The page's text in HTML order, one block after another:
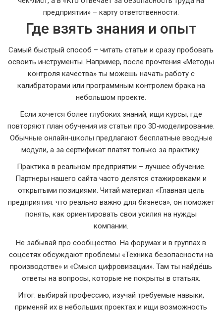
предприятии» – карту ответственности.
Где взять знания и опыт
Самый быстрый способ – читать статьи и сразу пробовать
освоить инструменты. Например, после прочтения «Методы
контроля качества» ты можешь начать работу с
калибраторами или программным контролем брака на
небольшом проекте.
Если хочется более глубоких знаний, ищи курсы, где
повторяют план обучения из статьи про 3D‑моделирование.
Обычные онлайн‑школы предлагают бесплатные вводные
модули, а за сертификат платят только за практику.
Практика в реальном предприятии – лучшее обучение.
Партнеры нашего сайта часто делятся стажировками и
открытыми позициями. Читай материал «Главная цель
предприятия: что реально важно для бизнеса», он поможет
понять, как ориентировать свои усилия на нужды
компании.
Не забывай про сообщество. На форумах и в группах в
соцсетях обсуждают проблемы «Техника безопасности на
производстве» и «Смысл цифровизации». Там ты найдёшь
ответы на вопросы, которые не покрыты в статьях.
Итог: выбирай профессию, изучай требуемые навыки,
применяй их в небольших проектах и ищи возможность